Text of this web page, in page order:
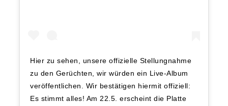
Hier zu sehen, unsere offizielle Stellungnahme
zu den Gerüchten, wir würden ein Live-Album
veröffentlichen. Wir bestätigen hiermit offiziell:
Es stimmt alles! Am 22.5. erscheint die Platte